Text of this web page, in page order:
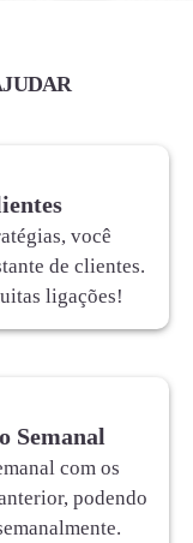
você
de clientes.
ligações!
Semanal
com os
podendo